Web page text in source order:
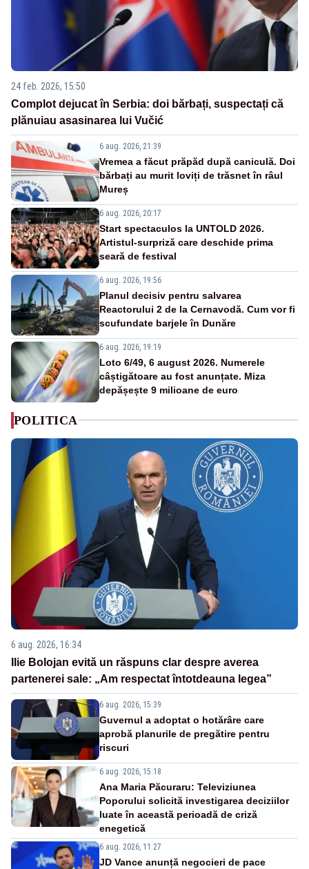
24 feb. 2026, 15:50
Complot dejucat în Serbia: doi bărbați, suspectați că
plănuiau asasinarea lui Vučić
6 aug. 2026, 21:39
Vremea a făcut prăpăd după caniculă. Doi
bărbați au murit loviți de trăsnet în râul
Mureș
6 aug. 2026, 20:17
Start spectaculos la UNTOLD 2026.
Artistul-surpriză care deschide prima
seară de festival
6 aug. 2026, 19:56
Planul decisiv pentru salvarea
Reactorului 2 de la Cernavodă. Cum vor fi
scufundate barjele în Dunăre
6 aug. 2026, 19:19
Loto 6/49, 6 august 2026. Numerele
câștigătoare au fost anunțate. Miza
depășește 9 milioane de euro
POLITICA
6 aug. 2026, 16:34
Ilie Bolojan evită un răspuns clar despre averea
partenerei sale: „Am respectat întotdeauna legea”
6 aug. 2026, 15:39
Guvernul a adoptat o hotărâre care
aprobă planurile de pregătire pentru
riscuri
6 aug. 2026, 15:18
Ana Maria Păcuraru: Televiziunea
Poporului solicită investigarea deciziilor
luate în această perioadă de criză
enegetică
6 aug. 2026, 11:27
JD Vance anunță negocieri de pace